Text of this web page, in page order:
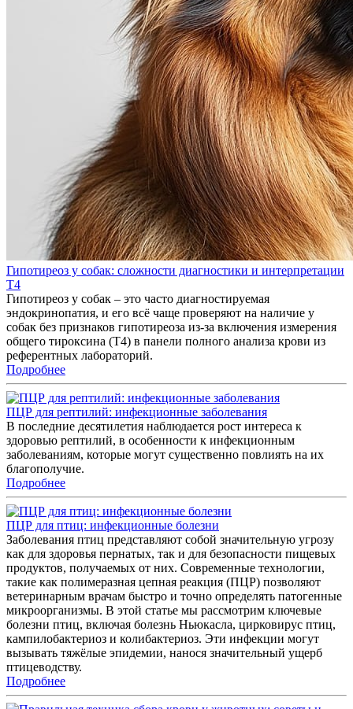
Гипотиреоз у собак: сложности диагностики и интерпретации
T4
Гипотиреоз у собак – это часто диагностируемая
эндокринопатия, и его всё чаще проверяют на наличие у
собак без признаков гипотиреоза из-за включения измерения
общего тироксина (T4) в панели полного анализа крови из
референтных лабораторий.
Подробнее
ПЦР для рептилий: инфекционные заболевания
В последние десятилетия наблюдается рост интереса к
здоровью рептилий, в особенности к инфекционным
заболеваниям, которые могут существенно повлиять на их
благополучие.
Подробнее
ПЦР для птиц: инфекционные болезни
Заболевания птиц представляют собой значительную угрозу
как для здоровья пернатых, так и для безопасности пищевых
продуктов, получаемых от них. Современные технологии,
такие как полимеразная цепная реакция (ПЦР) позволяют
ветеринарным врачам быстро и точно определять патогенные
микроорганизмы. В этой статье мы рассмотрим ключевые
болезни птиц, включая болезнь Ньюкасла, цирковирус птиц,
кампилобактериоз и колибактериоз. Эти инфекции могут
вызывать тяжёлые эпидемии, нанося значительный ущерб
птицеводству.
Подробнее